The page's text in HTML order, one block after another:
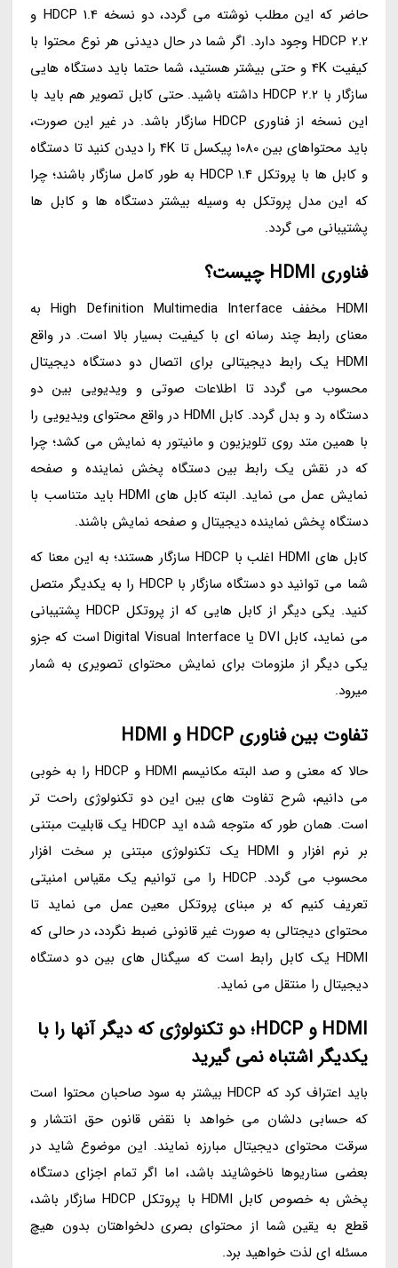
حاضر که این مطلب نوشته می گردد، دو نسخه HDCP 1.4 و
HDCP 2.2 وجود دارد. اگر شما در حال دیدنی هر نوع محتوا با
کیفیت 4K و حتی بیشتر هستید، شما حتما باید دستگاه هایی
سازگار با HDCP 2.2 داشته باشید. حتی کابل تصویر هم باید با
این نسخه از فناوری HDCP سازگار باشد. در غیر این صورت،
باید محتواهای بین 1080 پیکسل تا 4K را دیدن کنید تا دستگاه
و کابل ها با پروتکل HDCP 1.4 به طور کامل سازگار باشند؛ چرا
که این مدل پروتکل به وسیله بیشتر دستگاه ها و کابل ها
پشتیبانی می گردد.
فناوری HDMI چیست؟
HDMI مخفف High Definition Multimedia Interface به
معنای رابط چند رسانه ای با کیفیت بسیار بالا است. در واقع
HDMI یک رابط دیجیتالی برای اتصال دو دستگاه دیجیتال
محسوب می گردد تا اطلاعات صوتی و ویدیویی بین دو
دستگاه رد و بدل گردد. کابل HDMI در واقع محتوای ویدیویی را
با همین متد روی تلویزیون و مانیتور به نمایش می کشد؛ چرا
که در نقش یک رابط بین دستگاه پخش نماینده و صفحه
نمایش عمل می نماید. البته کابل های HDMI باید متناسب با
دستگاه پخش نماینده دیجیتال و صفحه نمایش باشند.
کابل های HDMI اغلب با HDCP سازگار هستند؛ به این معنا که
شما می توانید دو دستگاه سازگار با HDCP را به یکدیگر متصل
کنید. یکی دیگر از کابل هایی که از پروتکل HDCP پشتیبانی
می نماید، کابل DVI یا Digital Visual Interface است که جزو
یکی دیگر از ملزومات برای نمایش محتوای تصویری به شمار
میرود.
تفاوت بین فناوری HDCP و HDMI
حالا که معنی و صد البته مکانیسم HDMI و HDCP را به خوبی
می دانیم، شرح تفاوت های بین این دو تکنولوژی راحت تر
است. همان طور که متوجه شده اید HDCP یک قابلیت مبتنی
بر نرم افزار و HDMI یک تکنولوژی مبتنی بر سخت افزار
محسوب می گردد. HDCP را می توانیم یک مقیاس امنیتی
تعریف کنیم که بر مبنای پروتکل معین عمل می نماید تا
محتوای دیجتالی به صورت غیر قانونی ضبط نگردد، در حالی که
HDMI یک کابل رابط است که سیگنال های بین دو دستگاه
دیجیتال را منتقل می نماید.
HDMI و HDCP؛ دو تکنولوژی که دیگر آنها را با
یکدیگر اشتباه نمی گیرید
باید اعتراف کرد که HDCP بیشتر به سود صاحبان محتوا است
که حسابی دلشان می خواهد با نقض قانون حق انتشار و
سرقت محتوای دیجیتال مبارزه نمایند. این موضوع شاید در
بعضی سناریوها ناخوشایند باشد، اما اگر تمام اجزای دستگاه
پخش به خصوص کابل HDMI با پروتکل HDCP سازگار باشد،
قطع به یقین شما از محتوای بصری دلخواهتان بدون هیچ
مسئله ای لذت خواهید برد.